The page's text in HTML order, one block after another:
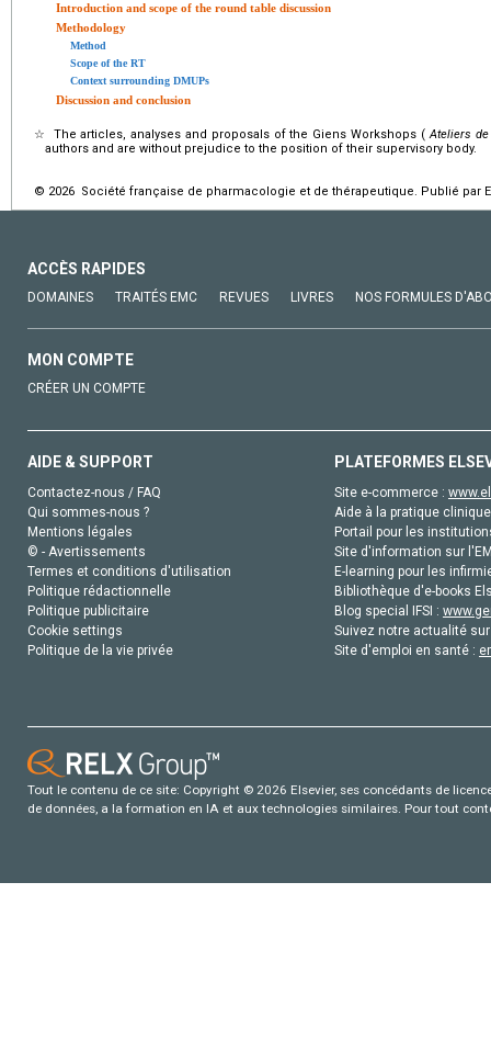
Introduction and scope of the round table discussion
Methodology
Method
Scope of the RT
Context surrounding DMUPs
Discussion and conclusion
☆ The articles, analyses and proposals of the Giens Workshops (Ateliers de
authors and are without prejudice to the position of their supervisory body.
© 2026 Société française de pharmacologie et de thérapeutique. Publié par
ACCÈS RAPIDES
DOMAINES TRAITÉS EMC REVUES LIVRES NOS FORMULES
MON COMPTE
CRÉER UN COMPTE
AIDE & SUPPORT
Contactez-nous / FAQ
Qui sommes-nous ?
Mentions légales
© - Avertissements
Termes et conditions d'utilisation
Politique rédactionnelle
Politique publicitaire
Cookie settings
Politique de la vie privée
PLATEFORMES
Site e-commerce :
Aide à la pratique
Portail pour les
Site d'information sur
E-learning pour les
Bibliothèque d'e-books
Blog special IFSI :
Suivez notre actualité
Site d'emploi en santé :
Tout le contenu de ce site: Copyright © 2026 Elsevier, ses concédants de
de données, a la formation en IA et aux technologies similaires. Pour tout